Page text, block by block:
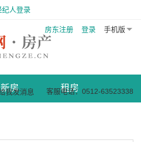
纪人登录
房东注册 登录 手机版
客服电话：0512-63523338
新房 租房